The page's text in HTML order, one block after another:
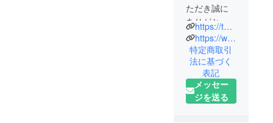
ただき誠に
ありがとう
ございま
す。ハギワ
ラ袋物資材
株式会社と
申します。
https://t3leather.base.shop/
https://www.instagram.com/t3._leather/
特定商取引
法に基づく
表記
メッセー
ジを送る